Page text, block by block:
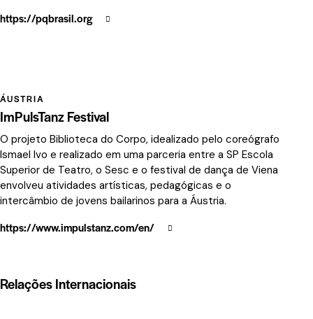
https://pqbrasil.org
ÁUSTRIA
ImPulsTanz Festival
O projeto Biblioteca do Corpo, idealizado pelo coreógrafo
Ismael Ivo e realizado em uma parceria entre a SP Escola
Superior de Teatro, o Sesc e o festival de dança de Viena
envolveu atividades artísticas, pedagógicas e o
intercâmbio de jovens bailarinos para a Áustria.
https://www.impulstanz.com/en/
Relações Internacionais